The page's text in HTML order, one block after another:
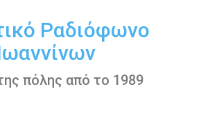
Ραδιόφωνο
πόλης από το 1989